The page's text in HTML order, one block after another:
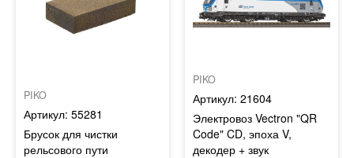
PIKO
55281
Брусок для чистки
рельсового пути
PIKO
21604
Электровоз Vectron "QR
Code" CD, эпоха V,
декодер + звук